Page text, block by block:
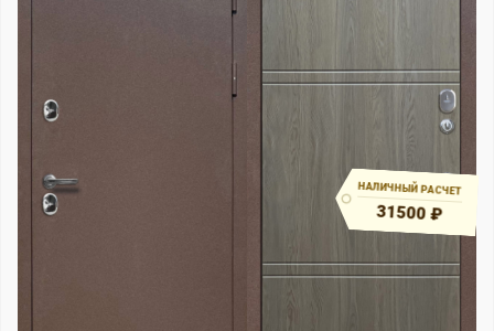
НАЛИЧНЫЙ РАСЧЕТ
31500 ₽